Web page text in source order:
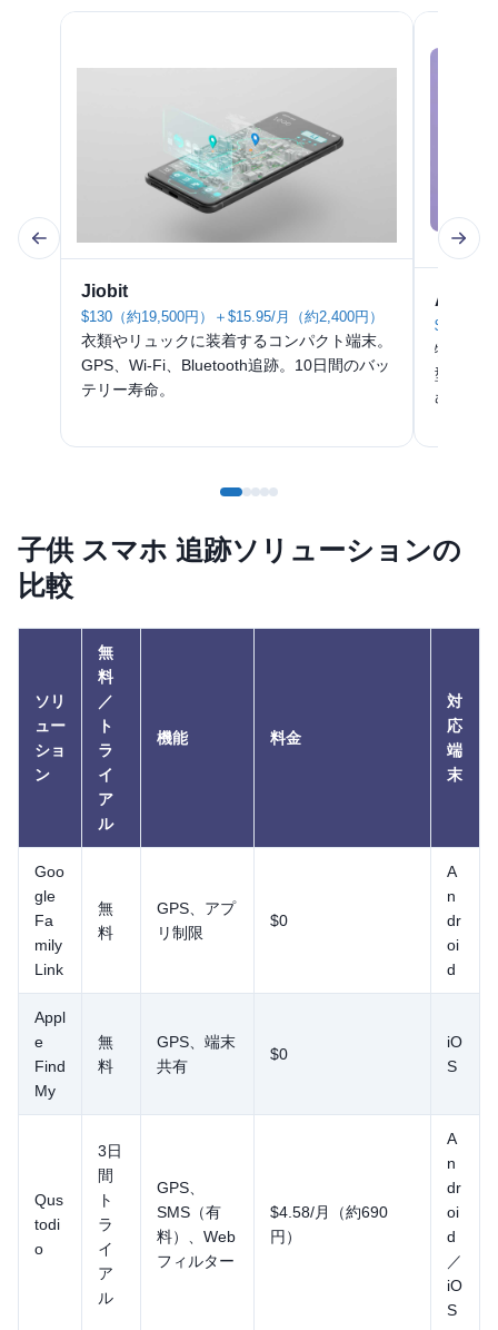
Jiobit
$130（約19,500円）＋$15.95/月（約2,400円）
衣類やリュックに装着するコンパクト端末。
GPS、Wi-Fi、Bluetooth追跡。10日間のバッ
テリー寿命。
$99（約
特別支
型トラ
む。
子供 スマホ 追跡ソリューションの
比較
ソリ
ュー
ショ
ン
無
料
／
ト
ラ
イ
ア
ル
機能 料金
対
応
端
末
Goo
gle
Fa
mily
Link
無
料
GPS、アプ
リ制限
$0
A
n
dr
oi
d
Appl
e
Find
My
無
料
GPS、端末
共有
$0
iO
S
Qus
todi
o
3日
間
ト
ラ
イ
ア
ル
GPS、
SMS（有
料）、Web
フィルター
$4.58/月（約690
円）
A
n
dr
oi
d
／
iO
S